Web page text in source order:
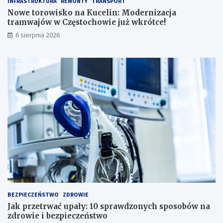
n
:
M
o
d
r
z
j
a
a
m
w
a
j
ó
w
w
p
r
a
w
d
o
c
p
o
b
ó
w
n
a
z
d
r
Nowe torowisko na Kucelin: Modernizacja
tramwajów w Częstochowie już wkrótce!
6 sierpnia 2026
BEZPIECZEŃSTWO ZDROWIE
Jak przetrwać upały: 10 sprawdzonych sposobów na
zdrowie i bezpieczeństwo